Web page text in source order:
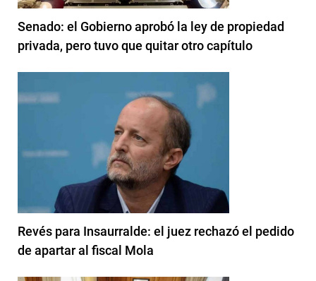
Senado: el Gobierno aprobó la ley de propiedad
privada, pero tuvo que quitar otro capítulo
Revés para Insaurralde: el juez rechazó el pedido
de apartar al fiscal Mola